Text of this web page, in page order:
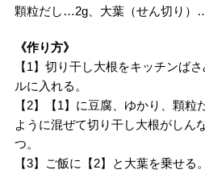
顆粒だし…2g、大葉（せん切り
《作り方》
【1】切り干し大根をキッチンば
ルに入れる。
【2】【1】に豆腐、ゆかり、顆
ように混ぜて切り干し大根がしん
つ。
【3】ご飯に【2】と大葉を乗せる。